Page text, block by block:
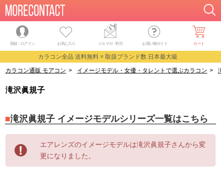
登録・ログイン お気に入り メルマガ・割引 お買い物ガイド カート
カラコン全品 送料無料 × 取扱ブランド数 日本最大級
カラコン通販 モアコン > イメージモデル・女優・タレントで選ぶカラコン >
滝沢眞規子
滝沢眞規子 イメージモデルシリーズ一覧はこちら
エアレンズのイメージモデルは滝沢眞規子さんから変
更になりました。